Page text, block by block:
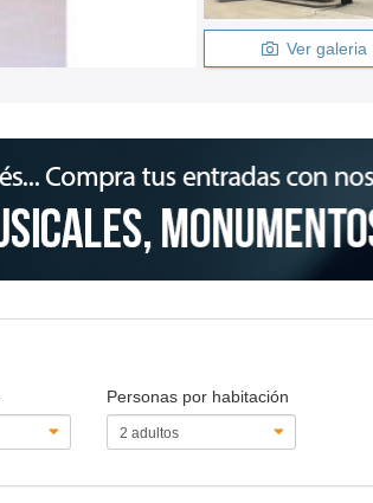
Ver galeria
Personas por habitación